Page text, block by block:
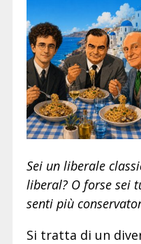
Sei un liberale
liberal? O forse sei
senti più
Si tratta di un